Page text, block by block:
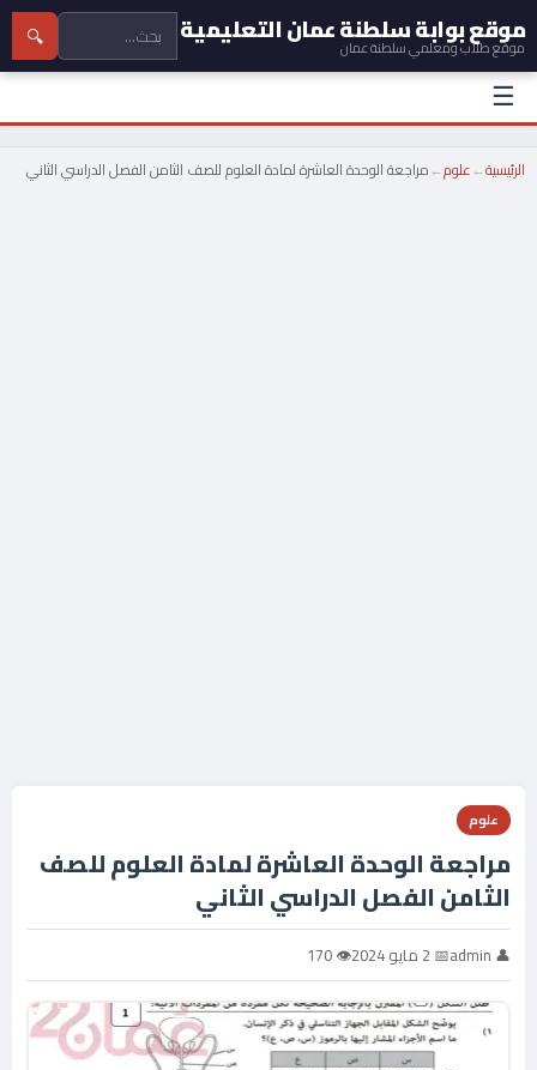
موقع بوابة سلطنة عمان التعليمية
موقع طلاب ومعلمي سلطنة عمان 🔍
☰
الرئيسية←علوم←مراجعة الوحدة العاشرة لمادة العلوم للصف الثامن الفصل الدراسي الثاني
علوم
مراجعة الوحدة العاشرة لمادة العلوم للصف
الثامن الفصل الدراسي الثاني
👤 admin 📅 2 مايو 2024 👁 170